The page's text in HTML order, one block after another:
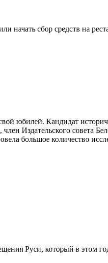
начать сбор средств на
юбилей. Кандидат
Издательского совета
большое количество
Руси, который в этом